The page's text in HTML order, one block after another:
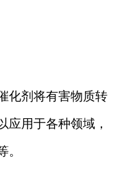
化剂将有害物质转
应用于各种领域，
。